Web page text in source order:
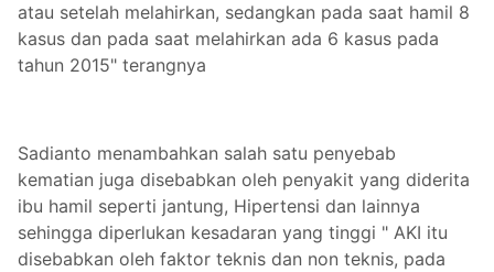
atau setelah melahirkan, sedangkan pada saat hamil 8
kasus dan pada saat melahirkan ada 6 kasus pada
tahun 2015" terangnya
Sadianto menambahkan salah satu penyebab
kematian juga disebabkan oleh penyakit yang diderita
ibu hamil seperti jantung, Hipertensi dan lainnya
sehingga diperlukan kesadaran yang tinggi " AKI itu
disebabkan oleh faktor teknis dan non teknis, pada